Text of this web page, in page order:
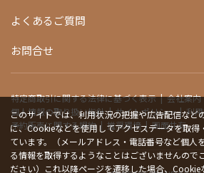
よくあるご質問
お問合せ
特定商取引に関する法律に基づく表示
会社案内
個人情報の取り扱い指針
サイトポリシー 利
予約販売に関する規約
推奨環境 画面共有
このサイトでは、利用状況の把握や広告配信など
に、Cookieなどを使用してアクセスデータを取得
ています。（メールアドレス・電話番号など個人
る情報を取得するようなことはございませんので
ださい）これ以降ページを遷移した場合、Cookie